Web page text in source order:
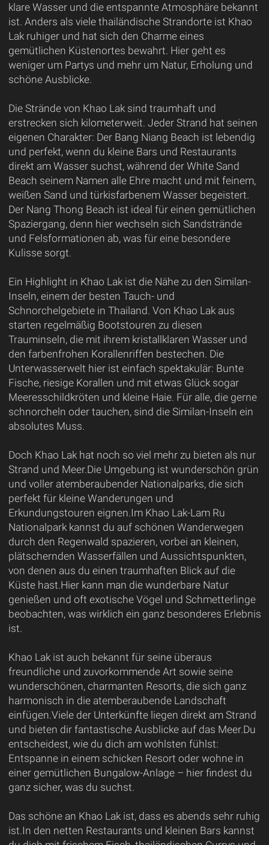
klare Wasser und die entspannte Atmosphäre bekannt
ist. Anders als viele thailändische Strandorte ist Khao
Lak ruhiger und hat sich den Charme eines
gemütlichen Küstenortes bewahrt. Hier geht es
weniger um Partys und mehr um Natur, Erholung und
schöne Ausblicke.
Die Strände von Khao Lak sind traumhaft und
erstrecken sich kilometerweit. Jeder Strand hat seinen
eigenen Charakter: Der Bang Niang Beach ist lebendig
und perfekt, wenn du kleine Bars und Restaurants
direkt am Wasser suchst, während der White Sand
Beach seinem Namen alle Ehre macht und mit feinem,
weißen Sand und türkisfarbenem Wasser begeistert.
Der Nang Thong Beach ist ideal für einen gemütlichen
Spaziergang, denn hier wechseln sich Sandstrände
und Felsformationen ab, was für eine besondere
Kulisse sorgt.
Ein Highlight in Khao Lak ist die Nähe zu den Similan-
Inseln, einem der besten Tauch- und
Schnorchelgebiete in Thailand. Von Khao Lak aus
starten regelmäßig Bootstouren zu diesen
Trauminseln, die mit ihrem kristallklaren Wasser und
den farbenfrohen Korallenriffen bestechen. Die
Unterwasserwelt hier ist einfach spektakulär: Bunte
Fische, riesige Korallen und mit etwas Glück sogar
Meeresschildkröten und kleine Haie. Für alle, die gerne
schnorcheln oder tauchen, sind die Similan-Inseln ein
absolutes Muss.
Doch Khao Lak hat noch so viel mehr zu bieten als nur
Strand und Meer.Die Umgebung ist wunderschön grün
und voller atemberaubender Nationalparks, die sich
perfekt für kleine Wanderungen und
Erkundungstouren eignen.Im Khao Lak-Lam Ru
Nationalpark kannst du auf schönen Wanderwegen
durch den Regenwald spazieren, vorbei an kleinen,
plätschernden Wasserfällen und Aussichtspunkten,
von denen aus du einen traumhaften Blick auf die
Küste hast.Hier kann man die wunderbare Natur
genießen und oft exotische Vögel und Schmetterlinge
beobachten, was wirklich ein ganz besonderes Erlebnis
ist.
Khao Lak ist auch bekannt für seine überaus
freundliche und zuvorkommende Art sowie seine
wunderschönen, charmanten Resorts, die sich ganz
harmonisch in die atemberaubende Landschaft
einfügen.Viele der Unterkünfte liegen direkt am Strand
und bieten dir fantastische Ausblicke auf das Meer.Du
entscheidest, wie du dich am wohlsten fühlst:
Entspanne in einem schicken Resort oder wohne in
einer gemütlichen Bungalow-Anlage – hier findest du
ganz sicher, was du suchst.
Das schöne an Khao Lak ist, dass es abends sehr ruhig
ist.In den netten Restaurants und kleinen Bars kannst